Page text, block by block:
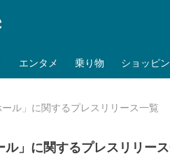
エンタメ 乗り物 ショッピ
ール」に関するプレスリリース一覧
ル」に関するプレスリリー